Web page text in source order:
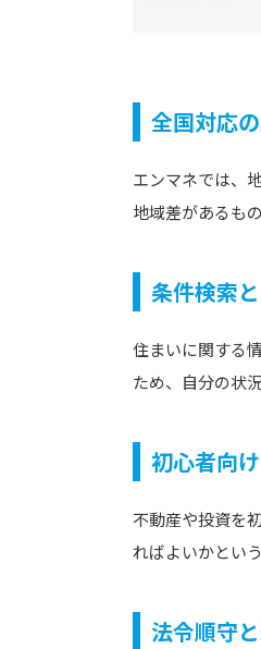
全国対応
エンマネでは、
地域差があるも
条件検索
住まいに関する
ため、自分の状
初心者向
不動産や投資を
ればよいかとい
法令順守